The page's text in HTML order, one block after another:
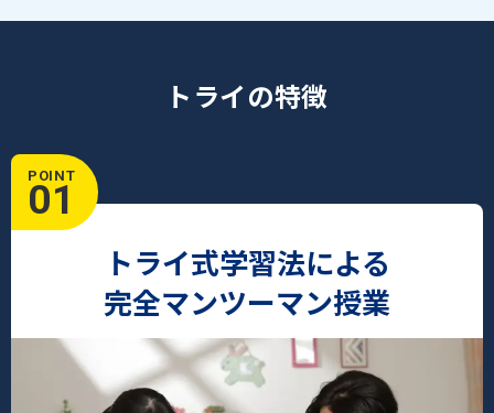
トライの特徴
POINT
01
トライ式学習法による
完全マンツーマン授業